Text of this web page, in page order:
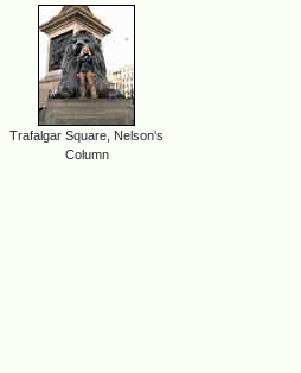
Trafalgar Square, Nelson's
Column